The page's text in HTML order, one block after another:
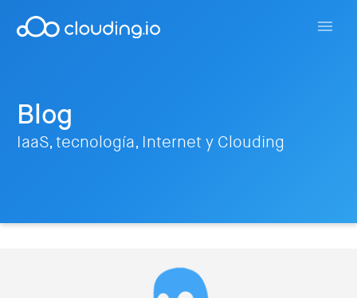
Blog
IaaS, tecnología, Internet y Clouding